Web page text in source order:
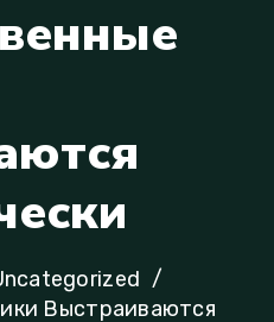
венные
ются
ески
Выстраиваются